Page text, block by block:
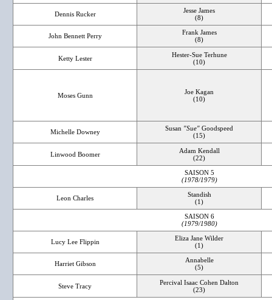
Dennis Rucker
Jesse James
(8)
John Bennett Perry
Frank James
(8)
Ketty Lester
Hester-Sue Terhune
(10)
Moses Gunn
Joe Kagan
(10)
Michelle Downey Susan "Sue" Goodspeed
(15)
Linwood Boomer
Adam Kendall
(22)
SAISON 5
(1978/1979)
Leon Charles
Standish
(1)
SAISON 6
(1979/1980)
Lucy Lee Flippin
Eliza Jane Wilder
(1)
Harriet Gibson
Annabelle
(5)
Steve Tracy
Percival Isaac Cohen Dalton
(23)